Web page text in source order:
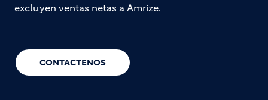
CONTACTENOS
excluyen ventas netas a Amrize.